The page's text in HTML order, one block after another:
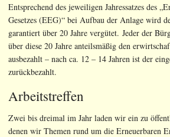
Entsprechend des jeweiligen Jahressatzes des
Gesetzes (EEG)“ bei Aufbau der Anlage wird
garantiert über 20 Jahre vergütet. Jeder der
über diese 20 Jahre anteilsmäßig den
ausbezahlt – nach ca. 12 – 14 Jahren ist der
zurückbezahlt.
Arbeitstreffen
Zwei bis dreimal im Jahr laden wir ein zu
denen wir Themen rund um die Erneuerbaren